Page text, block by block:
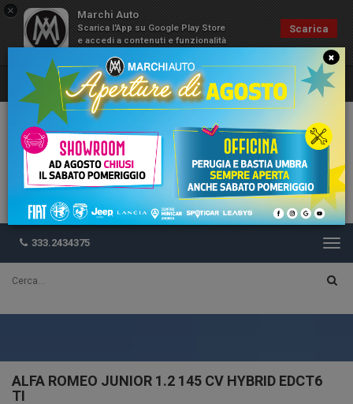
× Marchi Auto
Scarica l'App su Google Play Store
e accedi a contenuti e funzionalità
Scarica
333.2434375
ALFA ROMEO JUNIOR 1.2 145 CV HYBRID EDCT6
TI
×